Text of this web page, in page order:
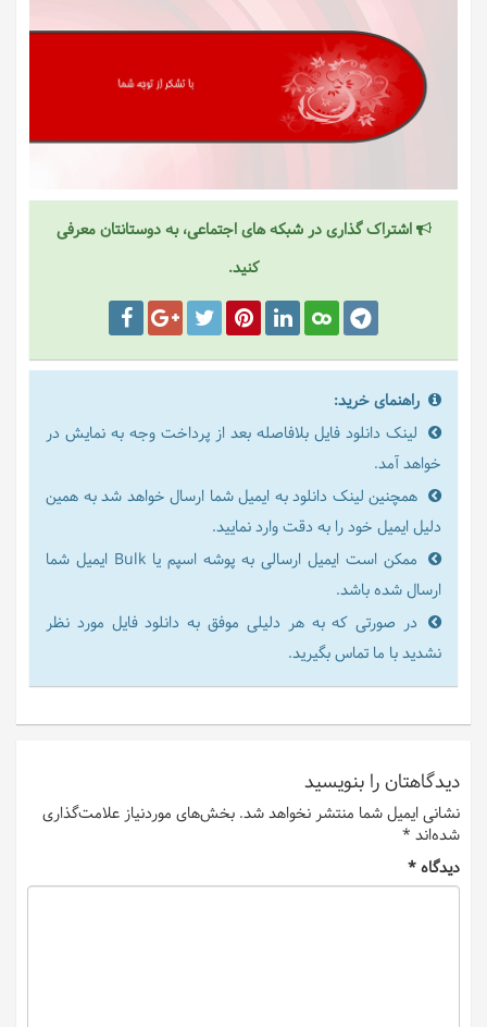
اشتراک گذاری در شبکه های اجتماعی، به دوستانتان معرفی
کنید.
راهنمای خرید:
لینک دانلود فایل بلافاصله بعد از پرداخت وجه به نمایش در
خواهد آمد.
همچنین لینک دانلود به ایمیل شما ارسال خواهد شد به همین
دلیل ایمیل خود را به دقت وارد نمایید.
ممکن است ایمیل ارسالی به پوشه اسپم یا Bulk ایمیل شما
ارسال شده باشد.
در صورتی که به هر دلیلی موفق به دانلود فایل مورد نظر
نشدید با ما تماس بگیرید.
دیدگاهتان را بنویسید
نشانی ایمیل شما منتشر نخواهد شد. بخش‌های موردنیاز علامت‌گذاری
شده‌اند *
دیدگاه*